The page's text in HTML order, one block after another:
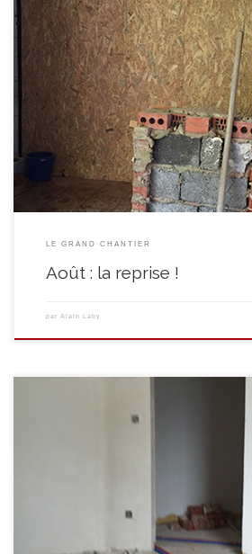
De retour de congés, nos équipes communes
d’arrache-pieds. On commence par percer la
la cuisine. Puis place aux plafonneurs! C’est
prend forme, des murs aux plafonds! Quant à
cette veille de 15 […]
LE GRAND CHANTIER
Août : la reprise !
par Alain Laby
L’étage (le futur service social) se dessine et se
menuisiers du Quinquet d’entrer en jeu et de
de l’étage. Et voilà le travail! Pendant ce
restaurant. Et on ferme le bâtiment en plaçant